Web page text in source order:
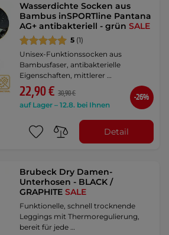
Wasserdichte Socken aus
Bambus inSPORTline Pantana
AG+ antibakteriell - grünSALE
5 (1)
Unisex-Funktionssocken aus
Bambusfaser, antibakterielle
Eigenschaften, mittlerer …
22,90 € 30,90 €
auf Lager – 12.8. bei Ihnen
-26%
Detail
Brubeck Dry Damen-
Unterhosen - BLACK /
GRAPHITESALE
Funktionelle, schnell trocknende
Leggings mit Thermoregulierung,
bereit für jede …